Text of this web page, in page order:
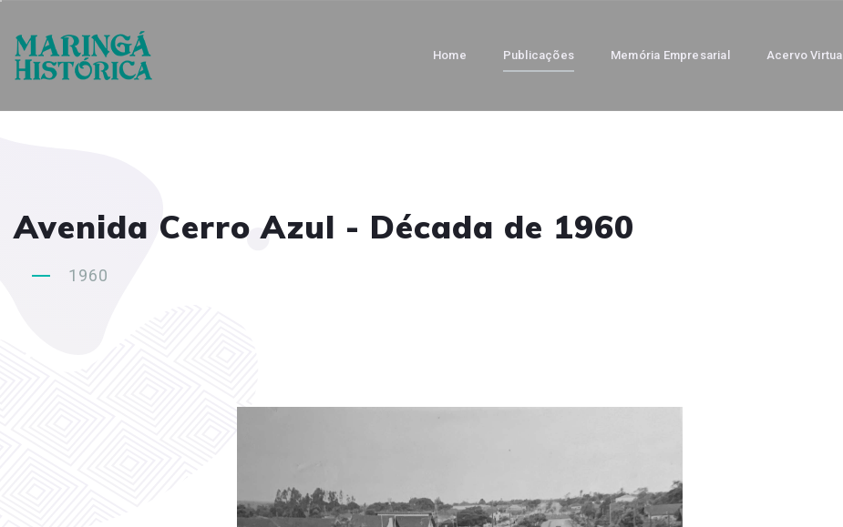
Home Publicações Memória Empresarial Acervo Virtual
Avenida Cerro Azul - Década de 1960
1960